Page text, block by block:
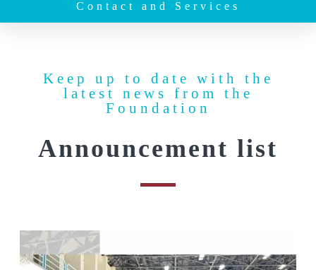
Contact and Services
Keep up to date with the
latest news from the
Foundation
Announcement list​